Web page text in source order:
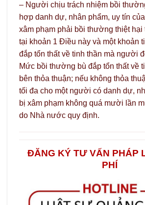
– Người chịu trách nhiệm bồi
hợp danh dự, nhân phẩm, uy tín
xâm phạm phải bồi thường thiệt hại
tại khoản 1 Điều này và một khoản
đắp tổn thất về tinh thần mà người
Mức bồi thường bù đắp tổn thất về
bên thỏa thuận; nếu không thỏa
tối đa cho một người có danh dự,
bị xâm phạm không quá mười lần
do Nhà nước quy định.
ĐĂNG KÝ TƯ VẤN PHÁP
PHÍ